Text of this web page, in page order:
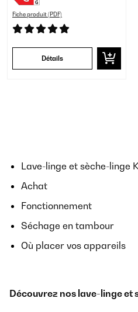
Fiche produit (PDF)
Détails
Lave-linge et sèche-linge
Achat
Fonctionnement
Séchage en tambour
Où placer vos appareils
Découvrez nos lave-linge et